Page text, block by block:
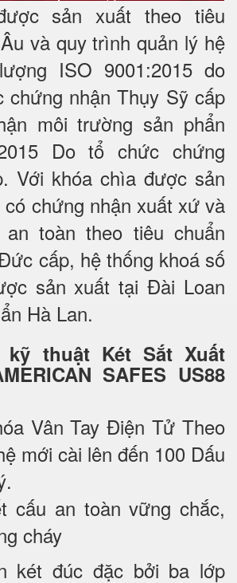
sản xuất theo tiêu
và quy trình quản lý hệ
ISO 9001:2015 do
chứng nhận Thụy Sỹ cấp
môi trường sản phẩn
Do tổ chức chứng
Với khóa chìa được sản
chứng nhận xuất xứ và
toàn theo tiêu chuẩn
cấp, hệ thống khoá số
sản xuất tại Đài Loan
Hà Lan.
thuật Két Sắt Xuất
SAFES US88
Vân Tay Điện Tử Theo
mới cài lên đến 100 Dấu
cấu an toàn vững chắc,
cháy
két đúc đặc bởi ba lớp